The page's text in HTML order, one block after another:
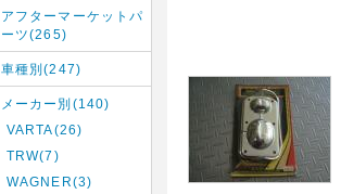
アフターマーケットパ
ーツ(265)
車種別(247)
メーカー別(140)
VARTA(26)
TRW(7)
WAGNER(3)